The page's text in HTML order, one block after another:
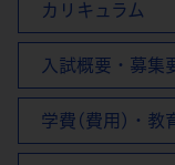
カリキュラム
入試概要・募集
学費(費用)・教